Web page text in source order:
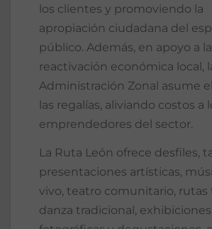
los clientes y promoviendo la
apropiación ciudadana del
público. Además, en apoyo a la
reactivación económica local,
Administración Zonal asume
las regalías, aliviando costos a
emprendedores del sector.
La Ruta León ofrece desfiles,
presentaciones artísticas,
vivo, teatro comunitario, rutas
danza tradicional, exhibiciones